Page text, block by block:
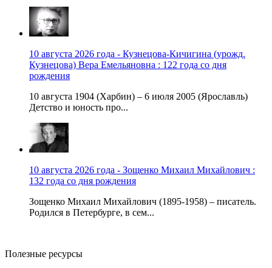
10 августа 2026 года - Кузнецова-Кичигина (урожд.
Кузнецова) Вера Емельяновна : 122 года со дня
рождения
10 августа 1904 (Харбин) – 6 июля 2005 (Ярославль)
Детство и юность про...
10 августа 2026 года - Зощенко Михаил Михайлович :
132 года со дня рождения
Зощенко Михаил Михайлович (1895-1958) – писатель.
Родился в Петербурге, в сем...
Полезные ресурсы